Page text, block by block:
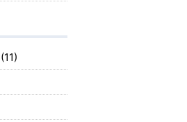
(11)